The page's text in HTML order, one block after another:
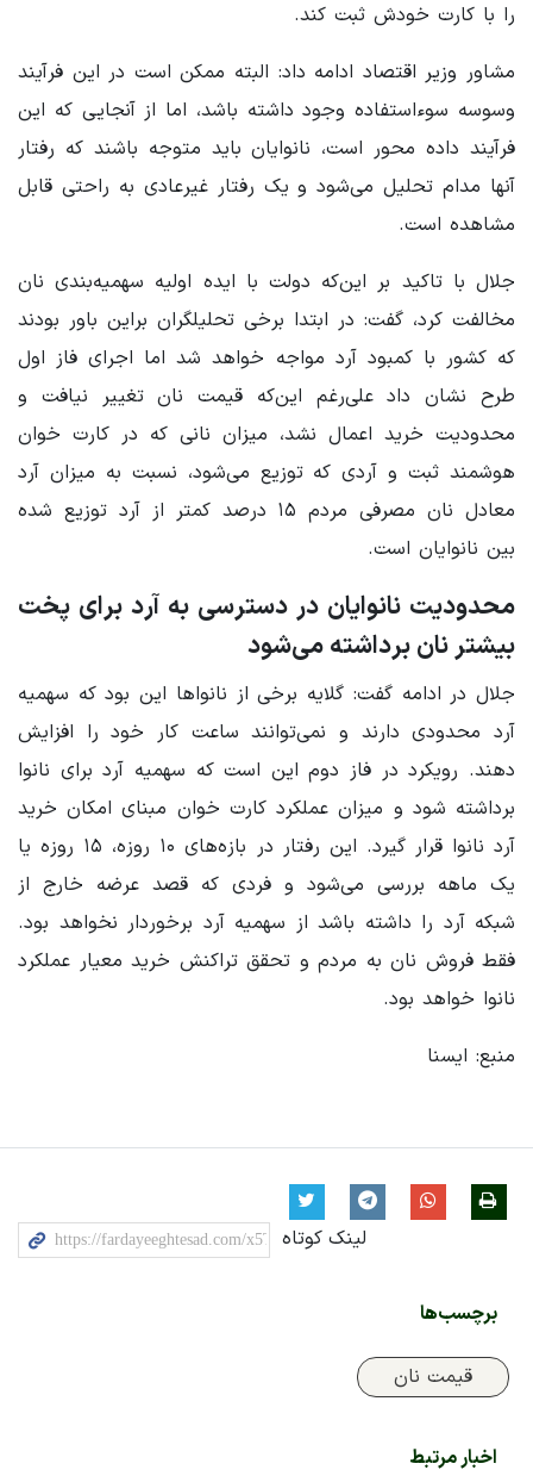
را با کارت خودش ثبت کند.
مشاور وزیر اقتصاد ادامه داد: البته ممکن است در این فرآیند
وسوسه سوءاستفاده وجود داشته باشد، اما از آنجایی که این
فرآیند داده محور است، نانوایان باید متوجه باشند که رفتار
آنها مدام تحلیل می‌شود و یک رفتار غیرعادی به راحتی قابل
مشاهده است.
جلال با تاکید بر این‌که دولت با ایده اولیه سهمیه‌بندی نان
مخالفت کرد، گفت: در ابتدا برخی تحلیلگران براین باور بودند
که کشور با کمبود آرد مواجه خواهد شد اما اجرای فاز اول
طرح نشان داد علی‌رغم این‌که قیمت نان تغییر نیافت و
محدودیت خرید اعمال نشد، میزان نانی که در کارت خوان
هوشمند ثبت و آردی که توزیع می‌شود، نسبت به میزان آرد
معادل نان مصرفی مردم ۱۵ درصد کمتر از آرد توزیع شده
بین نانوایان است.
محدودیت نانوایان در دسترسی به آرد برای پخت
بیشتر نان برداشته می‌شود
جلال در ادامه گفت: گلایه برخی از نانواها این بود که سهمیه
آرد محدودی دارند و نمی‌توانند ساعت کار خود را افزایش
دهند. رویکرد در فاز دوم این است که سهمیه آرد برای نانوا
برداشته شود و میزان عملکرد کارت‌ خوان مبنای امکان خرید
آرد نانوا قرار گیرد. این رفتار در بازه‌های ۱۰ روزه، ۱۵ روزه یا
یک ماهه بررسی می‌شود و فردی که قصد عرضه خارج از
شبکه آرد را داشته باشد از سهمیه آرد برخوردار نخواهد بود.
فقط فروش نان به مردم و تحقق تراکنش خرید معیار عملکرد
نانوا خواهد بود.
منبع: ایسنا
لینک کوتاه
برچسب‌ها
قیمت نان
اخبار مرتبط